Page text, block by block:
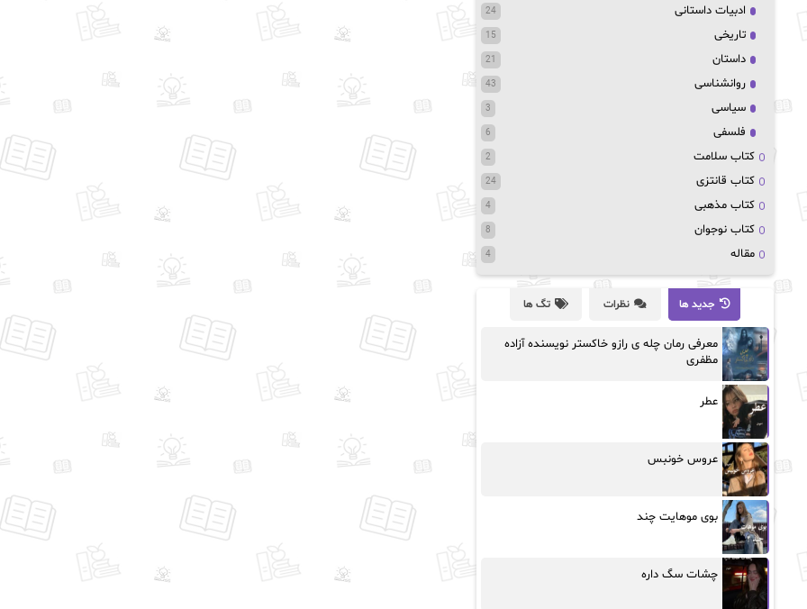
ادبیات داستانی 24
تاریخی 15
داستان 21
روانشناسی 43
سیاسی 3
فلسفی 6
کتاب سلامت 2
کتاب قانتزی 24
کتاب مذهبی 4
کتاب نوجوان 8
مقاله 4
جدید ها نظرات تگ ها
معرفی رمان چله ی رازو خاکستر نویسنده آزاده
مظفری
عطر
عروس خونبس
بوی موهایت چند
چشات سگ داره